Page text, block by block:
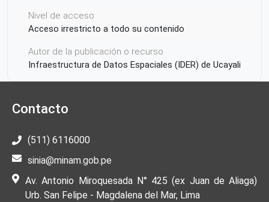
Nivel de acceso
Acceso irrestricto a todo su contenido
Autor de la publicación o recurso
Infraestructura de Datos Espaciales (IDER) de Ucayali
Perú
Ucayali
Contacto
(511) 6116000
sinia@minam.gob.pe
Av. Antonio Miroquesada N° 425 (ex Juan de Aliaga)
Urb. San Felipe - Magdalena del Mar, Lima